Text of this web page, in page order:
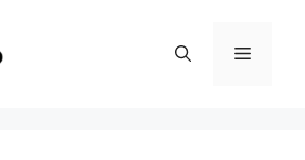
Menú